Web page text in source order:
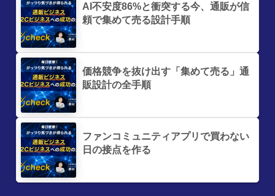
AI不安度86%と衝突する今、通販が信
頼で集めて売る設計手順
価格競争を抜け出す「集めて売る」通
販設計の全手順
ファンコミュニティアプリで買わない
日の接点を作る